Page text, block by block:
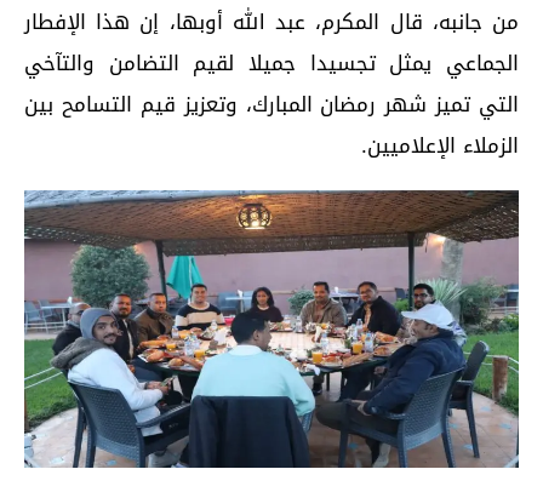
من جانبه، قال المكرم، عبد الله أوبها، إن هذا الإفطار
الجماعي يمثل تجسيدا جميلا لقيم التضامن والتآخي
التي تميز شهر رمضان المبارك، وتعزيز قيم التسامح بين
الزملاء الإعلاميين.